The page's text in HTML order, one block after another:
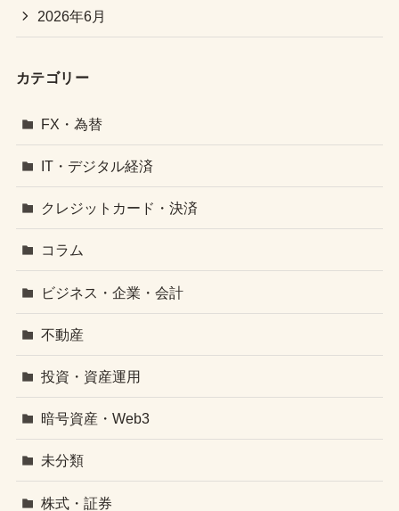
2026年6月
カテゴリー
FX・為替
IT・デジタル経済
クレジットカード・決済
コラム
ビジネス・企業・会計
不動産
投資・資産運用
暗号資産・Web3
未分類
株式・証券